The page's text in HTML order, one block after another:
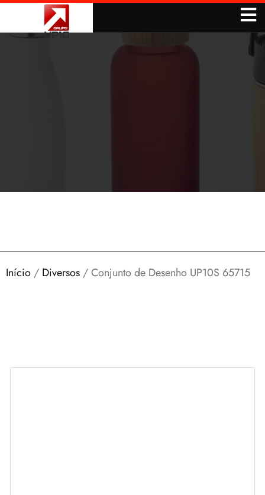
Início / Diversos / Conjunto de Desenho UP10S 65715